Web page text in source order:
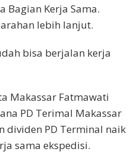
Bagian Kerja Sama.
lebih lanjut.
bisa berjalan kerja
Makassar Fatmawati
PD Terimal Makassar
dividen PD Terminal naik
sama ekspedisi.